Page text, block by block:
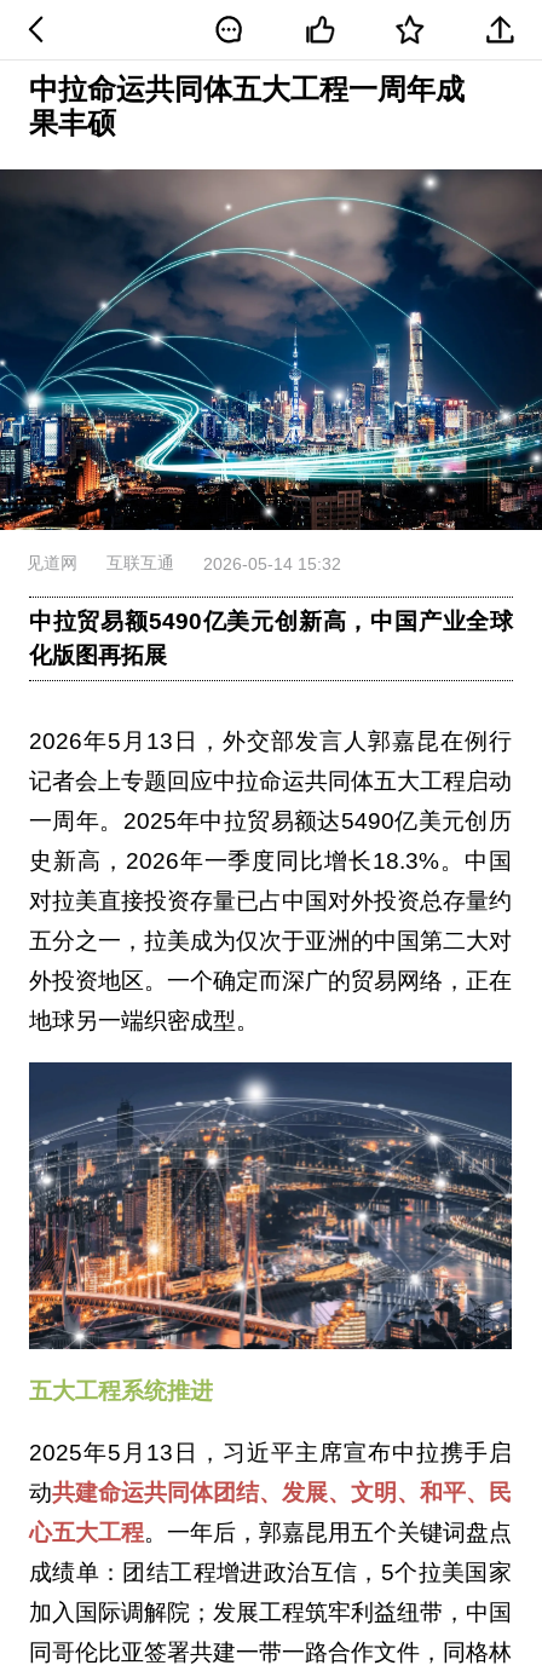
中拉命运共同体五大工程一周年成
果丰硕
见道网 互联互通 2026-05-14 15:32
中拉贸易额5490亿美元创新高，中国产业全球
化版图再拓展
2026年5月13日，外交部发言人郭嘉昆在例行
记者会上专题回应中拉命运共同体五大工程启动
一周年。2025年中拉贸易额达5490亿美元创历
史新高，2026年一季度同比增长18.3%。中国
对拉美直接投资存量已占中国对外投资总存量约
五分之一，拉美成为仅次于亚洲的中国第二大对
外投资地区。一个确定而深广的贸易网络，正在
地球另一端织密成型。
五大工程系统推进
2025年5月13日，习近平主席宣布中拉携手启
动共建命运共同体团结、发展、文明、和平、民
心五大工程。一年后，郭嘉昆用五个关键词盘点
成绩单：团结工程增进政治互信，5个拉美国家
加入国际调解院；发展工程筑牢利益纽带，中国
同哥伦比亚签署共建一带一路合作文件，同格林